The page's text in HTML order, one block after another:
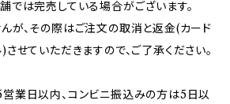
では完売している場合がございます。
が、その際はご注文の取消と返金(カード
せていただきますので、ご了承ください。
業日以内、コンビニ振込みの方は5日以